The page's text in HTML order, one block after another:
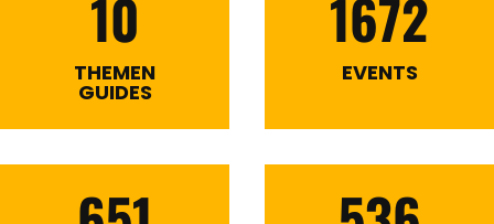
10
THEMEN
GUIDES
1672
EVENTS